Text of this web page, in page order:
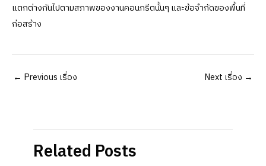
แตกต่างกันไปตามสภาพของงานคอนกรีตนั้นๆ และข้อจำกัดของพื้นที่
ก่อสร้าง
Post
← Previous เรื่อง Next เรื่อง →
Related Posts